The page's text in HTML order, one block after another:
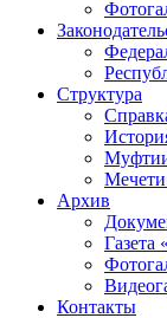
Структура
Архив
Газета
Контакты